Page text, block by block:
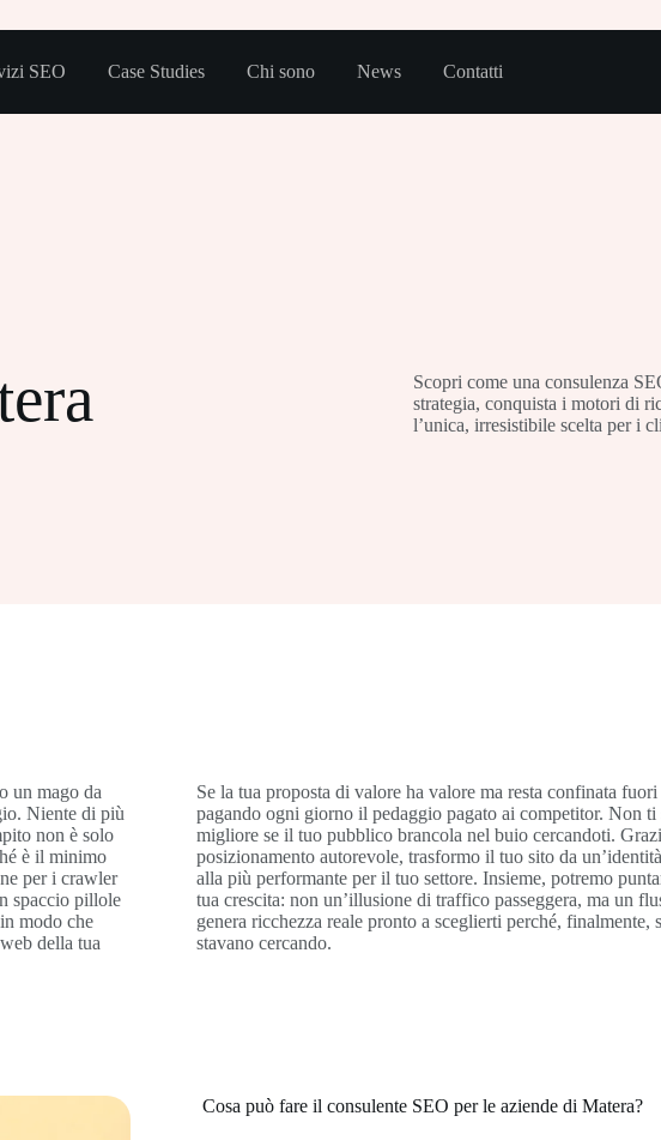
SEO Case Studies Chi sono News Contatti
Scopri come una consulenza
strategia, conquista i motori di
l’unica, irresistibile scelta per i
un mago da
Niente di più
non è solo
è il minimo
per i crawler
spaccio pillole
modo che
della tua
Se la tua proposta di valore ha valore ma resta confinata
pagando ogni giorno il pedaggio pagato ai competitor. Non
migliore se il tuo pubblico brancola nel buio cercandoti.
posizionamento autorevole, trasformo il tuo sito da
alla più performante per il tuo settore. Insieme, potremo
tua crescita: non un’illusione di traffico passeggera, ma un
genera ricchezza reale pronto a sceglierti perché, finalmente,
stavano cercando.
Cosa può fare il consulente SEO per le aziende di Matera?